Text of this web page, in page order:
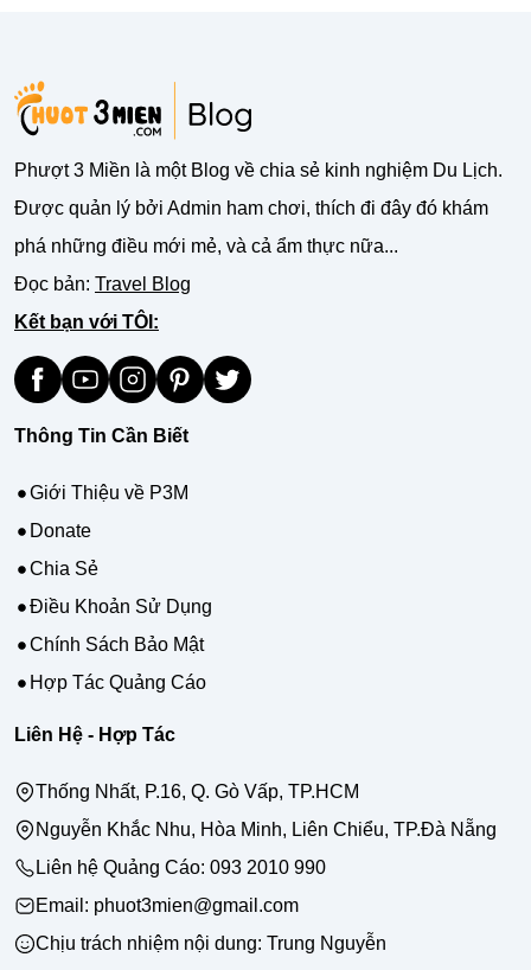
Phượt 3 Miền là một Blog về chia sẻ kinh nghiệm Du Lịch.
Được quản lý bởi Admin ham chơi, thích đi đây đó khám
phá những điều mới mẻ, và cả ẩm thực nữa...
Đọc bản: Travel Blog
Kết bạn với TÔI:
Thông Tin Cần Biết
Giới Thiệu về P3M
Donate
Chia Sẻ
Điều Khoản Sử Dụng
Chính Sách Bảo Mật
Hợp Tác Quảng Cáo
Liên Hệ - Hợp Tác
Thống Nhất, P.16, Q. Gò Vấp, TP.HCM
Nguyễn Khắc Nhu, Hòa Minh, Liên Chiểu, TP.Đà Nẵng
Liên hệ Quảng Cáo: 093 2010 990
Email: phuot3mien@gmail.com
Chịu trách nhiệm nội dung: Trung Nguyễn